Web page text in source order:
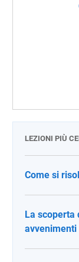
LEZIONI PIÙ
Come si
La scoperta
avvenimenti